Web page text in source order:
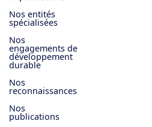
Nos entités
spécialisées
Nos
engagements de
développement
durable
Nos
reconnaissances
Nos
publications